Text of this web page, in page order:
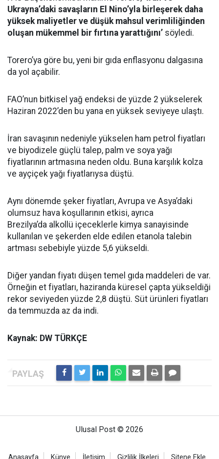
Ukrayna’daki savaşların El Nino’yla birleşerek daha
yüksek maliyetler ve düşük mahsul verimliliğinden
oluşan mükemmel bir fırtına yarattığını’ söyledi.
Torero’ya göre bu, yeni bir gıda enflasyonu dalgasına
da yol açabilir.
FAO’nun bitkisel yağ endeksi de yüzde 2 yükselerek
Haziran 2022’den bu yana en yüksek seviyeye ulaştı.
İran savaşının nedeniyle yükselen ham petrol fiyatları
ve biyodizele güçlü talep, palm ve soya yağı
fiyatlarının artmasına neden oldu. Buna karşılık kolza
ve ayçiçek yağı fiyatlarıysa düştü.
Aynı dönemde şeker fiyatları, Avrupa ve Asya’daki
olumsuz hava koşullarının etkisi, ayrıca
Brezilya’da alkollü içeceklerle kimya sanayisinde
kullanılan ve şekerden elde edilen etanola talebin
artması sebebiyle yüzde 5,6 yükseldi.
Diğer yandan fiyatı düşen temel gıda maddeleri de var.
Örneğin et fiyatları, haziranda küresel çapta yükseldiği
rekor seviyeden yüzde 2,8 düştü. Süt ürünleri fiyatları
da temmuzda az da indi.
Kaynak: DW TÜRKÇE
Ulusal Post © 2026
Anasayfa Künye İletişim Gizlilik İlkeleri Sitene Ekle